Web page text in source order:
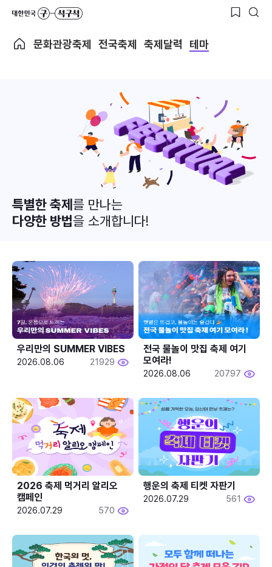
문화관광축제 전국축제 축제달력 테마
특별한 축제를 만나는
다양한 방법을 소개합니다!
우리만의 SUMMER VIBES
2026.08.06 21929
전국 물놀이 맛집 축제 여기
모여라!
2026.08.06 20797
2026 축제 먹거리 알리오
캠페인
2026.07.29 570
행운의 축제 티켓 자판기
2026.07.29 561